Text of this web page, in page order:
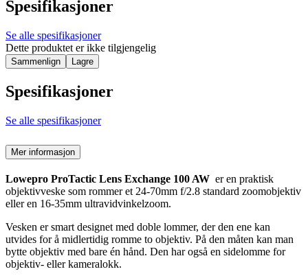
Spesifikasjoner
Se alle spesifikasjoner
Dette produktet er ikke tilgjengelig
Sammenlign Lagre
Spesifikasjoner
Se alle spesifikasjoner
Mer informasjon
Lowepro ProTactic Lens Exchange 100 AW er en praktisk
objektivveske som rommer et 24-70mm f/2.8 standard zoomobjektiv
eller en 16-35mm ultravidvinkelzoom.
Vesken er smart designet med doble lommer, der den ene kan
utvides for å midlertidig romme to objektiv. På den måten kan man
bytte objektiv med bare én hånd. Den har også en sidelomme for
objektiv- eller kameralokk.